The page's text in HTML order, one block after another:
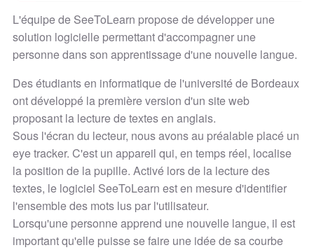
L'équipe de SeeToLearn propose de développer une
solution logicielle permettant d'accompagner une
personne dans son apprentissage d'une nouvelle langue.
Des étudiants en informatique de l'université de Bordeaux
ont développé la première version d'un site web
proposant la lecture de textes en anglais.
Sous l'écran du lecteur, nous avons au préalable placé un
eye tracker. C'est un appareil qui, en temps réel, localise
la position de la pupille. Activé lors de la lecture des
textes, le logiciel SeeToLearn est en mesure d'identifier
l'ensemble des mots lus par l'utilisateur.
Lorsqu'une personne apprend une nouvelle langue, il est
important qu'elle puisse se faire une idée de sa courbe